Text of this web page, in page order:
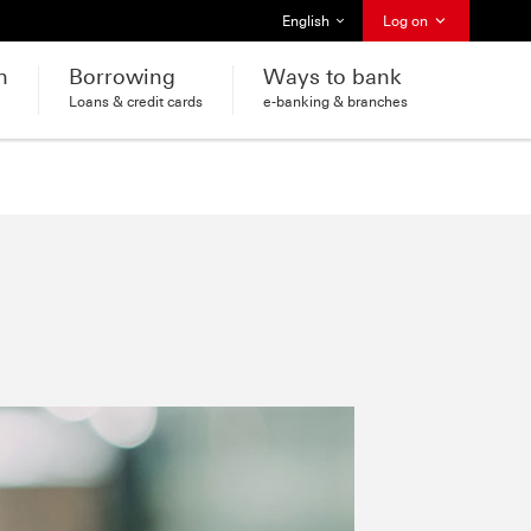
Select language
English Log on
Borrowing
Loans & credit cards
Ways to bank
e-banking & branches